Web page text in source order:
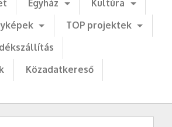
Egyház
Kultúra
TOP projektek
Közadatkereső